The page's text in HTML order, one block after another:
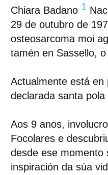
Chiara Badano 1
29 de outubro de
osteosarcoma moi
tamén en Sassello,
Actualmente está en
declarada santa
Aos 9 anos,
Focolares e
desde ese momento
inspiración da súa